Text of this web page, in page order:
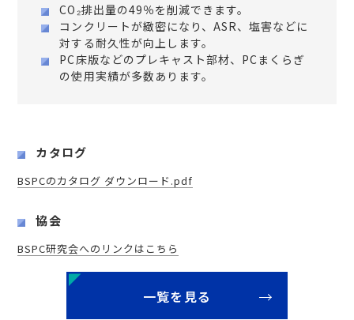
CO₂排出量の49％を削減できます。
コンクリートが緻密になり、ASR、塩害などに
対する耐久性が向上します。
PC床版などのプレキャスト部材、PCまくらぎ
の使用実績が多数あります。
カタログ
BSPCのカタログ ダウンロード.pdf
協会
BSPC研究会へのリンクはこちら
一覧を見る